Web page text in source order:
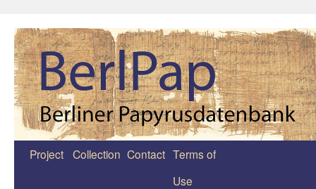
Zum
Project Collection Contact Terms of
Use